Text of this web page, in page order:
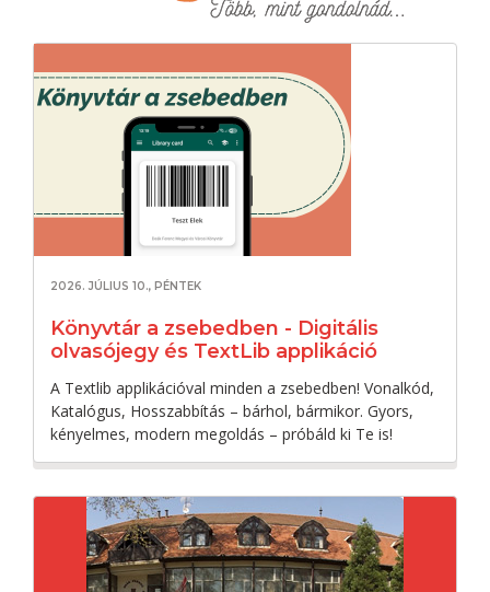
2026. JÚLIUS 10., PÉNTEK
Könyvtár a zsebedben - Digitális
olvasójegy és TextLib applikáció
A Textlib applikációval minden a zsebedben! Vonalkód,
Katalógus, Hosszabbítás – bárhol, bármikor. Gyors,
kényelmes, modern megoldás – próbáld ki Te is!